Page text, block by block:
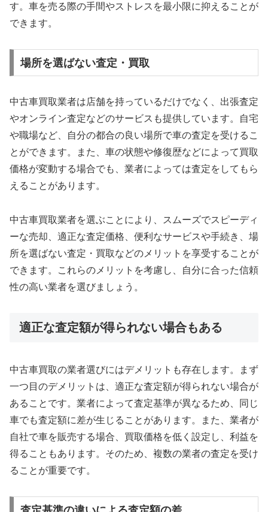
す。車を売る際の手間やストレスを最小限に抑えることが
できます。
場所を選ばない査定・買取
中古車買取業者は店舗を持っているだけでなく、出張査定
やオンライン査定などのサービスも提供しています。自宅
や職場など、自分の都合の良い場所で車の査定を受けるこ
とができます。また、車の状態や修復歴などによって買取
価格が変動する場合でも、業者によっては査定をしてもら
えることがあります。
中古車買取業者を選ぶことにより、スムーズでスピーディ
ーな売却、適正な査定価格、便利なサービスや手続き、場
所を選ばない査定・買取などのメリットを享受することが
できます。これらのメリットを考慮し、自分に合った信頼
性の高い業者を選びましょう。
適正な査定額が得られない場合もある
中古車買取の業者選びにはデメリットも存在します。まず
一つ目のデメリットは、適正な査定額が得られない場合が
あることです。業者によって査定基準が異なるため、同じ
車でも査定額に差が生じることがあります。また、業者が
自社で車を販売する場合、買取価格を低く設定し、利益を
得ることもあります。そのため、複数の業者の査定を受け
ることが重要です。